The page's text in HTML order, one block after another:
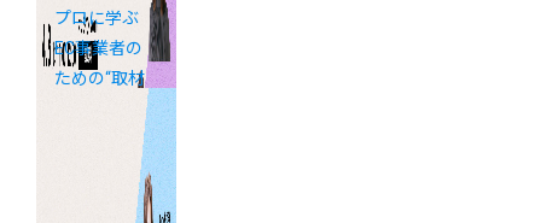
プロに学ぶ
EC事業者の
ための“取材
タ”の作り方